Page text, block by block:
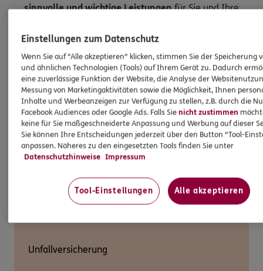
sinnvolle und wichtige Leistungenfür Sie und Ihre
Unfallversicherung
Einstellungen zum Datenschutz
Wenn Sie auf "Alle akzeptieren" klicken, stimmen Sie der Speicherung
und ähnlichen Technologien (Tools) auf Ihrem Gerät zu. Dadurch
eine zuverlässige Funktion der Website, die Analyse der
Messung von Marketingaktivitäten sowie die Möglichkeit, Ihnen
Inhalte und Werbeanzeigen zur Verfügung zu stellen, z.B. durch die
Facebook Audiences oder Google Ads. Falls Sienicht zustimmen
keine für Sie maßgeschneiderte Anpassung und Werbung auf dieser
Sie können Ihre Entscheidungen jederzeit über den Button "Tool-
anpassen. Näheres zu den eingesetzten Tools finden Sie unter
Datenschutzhinweise Impressum
Tool-Einstellungen Alle akzeptieren